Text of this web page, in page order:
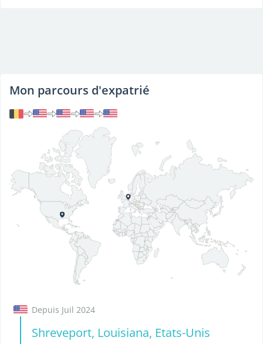
Mon parcours d'expatrié
Depuis Juil 2024
Shreveport, Louisiana, Etats-Unis